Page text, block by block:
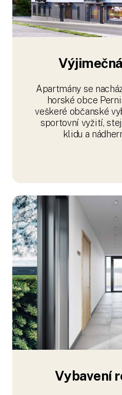
Apartmány se
horské obce
veškeré občanské
sportovní vyžití,
klidu a
Vybavení